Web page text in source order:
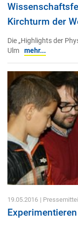
Kirchturm der
Die „Highlights der
Ulm mehr...
19.05.2016 |